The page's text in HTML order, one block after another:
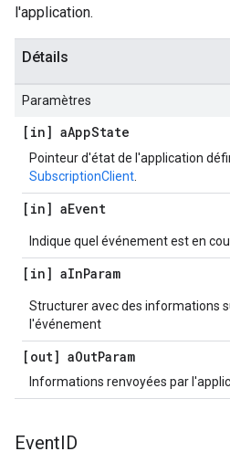
l'application.
Détails
Paramètres
[in] aAppState
Pointeur d'état de l'application
SubscriptionClient
[in] aEvent
Indique quel événement est en
[in] aInParam
Structurer avec des informations
l'événement
[out] aOutParam
Informations renvoyées par
EventID